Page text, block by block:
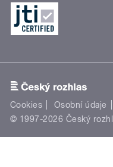
Cookies Osobní údaje
© 1997-2026 Český